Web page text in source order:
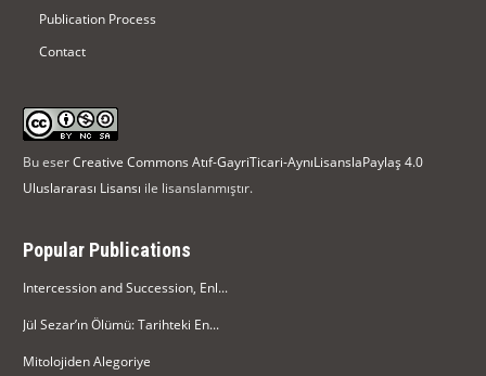
Publication Process
Contact
Bu eserCreative Commons Atıf-GayriTicari-AynıLisanslaPaylaş 4.0
Uluslararası Lisansı ile lisanslanmıştır.
Popular Publications
Intercession and Succession, Enl...
Jül Sezar’ın Ölümü: Tarihteki En...
Mitolojiden Alegoriye